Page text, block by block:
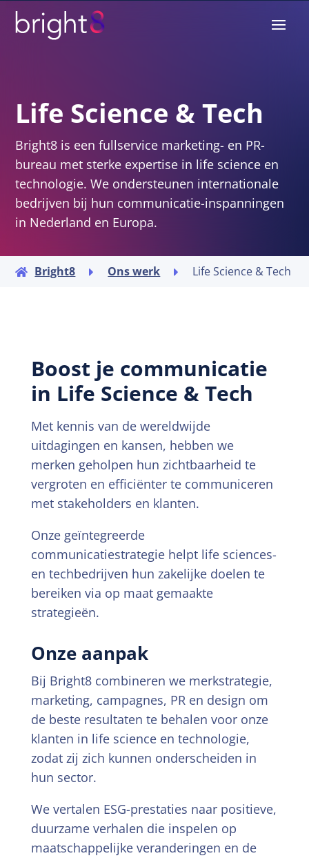
Life Science & Tech
Bright8 is een fullservice marketing- en PR-
bureau met sterke expertise in life science en
technologie. We ondersteunen internationale
bedrijven bij hun communicatie-inspanningen
in Nederland en Europa.
 Bright8  Ons werk  Life Science & Tech
Boost je communicatie
in Life Science & Tech
Met kennis van de wereldwijde
uitdagingen en kansen, hebben we
merken geholpen hun zichtbaarheid te
vergroten en efficiënter te communiceren
met stakeholders en klanten.
Onze geïntegreerde
communicatiestrategie helpt life sciences-
en techbedrijven hun zakelijke doelen te
bereiken via op maat gemaakte
strategieën.
Onze aanpak
Bij Bright8 combineren we merkstrategie,
marketing, campagnes, PR en design om
de beste resultaten te behalen voor onze
klanten in life science en technologie,
zodat zij zich kunnen onderscheiden in
hun sector.
We vertalen ESG-prestaties naar positieve,
duurzame verhalen die inspelen op
maatschappelijke veranderingen en de